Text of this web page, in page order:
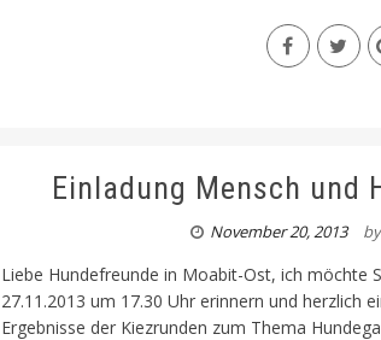
Einladung Mensch und
November 20, 2013 by
Liebe Hundefreunde in Moabit-Ost, ich möchte
27.11.2013 um 17.30 Uhr erinnern und herzlich
Ergebnisse der Kiezrunden zum Thema